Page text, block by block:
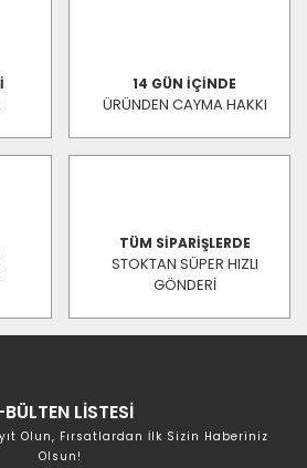
14 GÜN İÇİNDE
ÜRÜNDEN CAYMA HAKKI
TÜM SİPARİŞLERDE
STOKTAN SÜPER HIZLI
GÖNDERİ
LİSTESİ
Olun, Fırsatlardan İlk Sizin Haberiniz
Olsun!